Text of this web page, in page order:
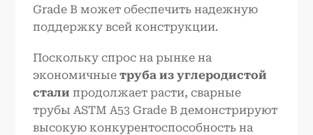
Grade B может обеспечить надежную
поддержку всей конструкции.
Поскольку спрос на рынке на
экономичныетруба из углеродистой
стали продолжает расти, сварные
трубы ASTM A53 Grade B демонстрируют
высокую конкурентоспособность на